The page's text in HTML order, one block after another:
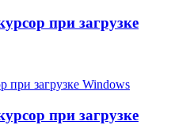
при загрузке
при загрузке